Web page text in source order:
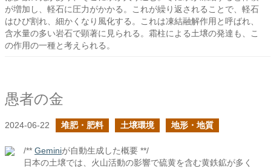
が増加し、軽石に圧力がかかる。これが繰り返されることで、軽石
はひび割れ、細かくなり風化する。これは凍結融解作用と呼ばれ、
含水量の多い岩石で顕著に見られる。霜柱による土壌の発達も、こ
の作用の一種と考えられる。
愚者の金
2024-06-22 堆肥・肥料 土壌環境 地形・地質
/** Geminiが自動生成した概要 **/
日本の土壌では、火山活動の影響で硫黄を含む黄鉄鉱が多く